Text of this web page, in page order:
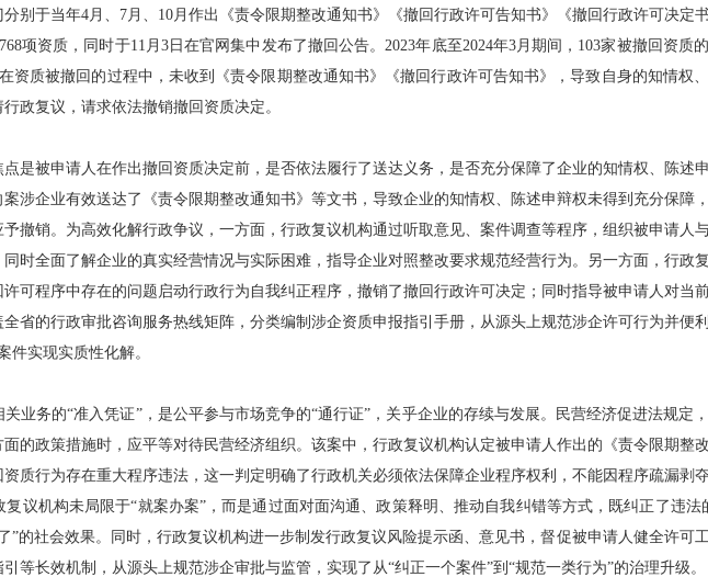
别于当年4月、7月、10月作出《责令限期整改通知书》《撤回行政许可告知书》《撤回行政许可决定
项资质，同时于11月3日在官网集中发布了撤回公告。2023年底至2024年3月期间，103家被撤回资质
资质被撤回的过程中，未收到《责令限期整改通知书》《撤回行政许可告知书》，导致自身的知情权
政复议，请求依法撤销撤回资质决定。
被申请人在作出撤回资质决定前，是否依法履行了送达义务，是否充分保障了企业的知情权、陈述
涉企业有效送达了《责令限期整改通知书》等文书，导致企业的知情权、陈述申辩权未得到充分保障
撤销。为高效化解行政争议，一方面，行政复议机构通过听取意见、案件调查等程序，组织被申请人
时全面了解企业的真实经营情况与实际困难，指导企业对照整改要求规范经营行为。另一方面，行政
可程序中存在的问题启动行政行为自我纠正程序，撤销了撤回行政许可决定；同时指导被申请人对当
省的行政审批咨询服务热线矩阵，分类编制涉企资质申报指引手册，从源头上规范涉企许可行为并便
件实现实质性化解。
务的“准入凭证”，是公平参与市场竞争的“通行证”，关乎企业的存续与发展。民营经济促进法规定
的政策措施时，应平等对待民营经济组织。该案中，行政复议机构认定被申请人作出的《责令限期整
质行为存在重大程序违法，这一判定明确了行政机关必须依法保障企业程序权利，不能因程序疏漏剥
议机构未局限于“就案办案”，而是通过面对面沟通、政策释明、推动自我纠错等方式，既纠正了违法
”的社会效果。同时，行政复议机构进一步制发行政复议风险提示函、意见书，督促被申请人健全许可
等长效机制，从源头上规范涉企审批与监管，实现了从“纠正一个案件”到“规范一类行为”的治理升级。